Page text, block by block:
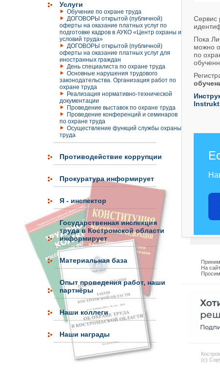
Услуги
Обучение по охране труда
ДОГОВОРЫ открытой (публичной)
оферты на оказание платных услуг по
подготовке кадров в АУКО «Центр охраны и
условий труда»
ДОГОВОРЫ открытой (публичной)
оферты на оказание платных услуг для
иностранных граждан
День специалиста по охране труда
Основные нарушения трудового
законодательства. Организация работ по
охране труда
Реализация нормативно-технической
документации
Проведение выставок по охране труда
Проведение конференций и семинаров
по охране труда
Осуществление функций службы охраны
труда
Противодействие коррупции
Прокуратура информирует
Я - инспектор
Государственная инспекция
труда в Костромской области
информирует
Материальная база
Опыт проведения работ, наши
партнёры
Наши коллеги
Наши награды
Сервис
Пока
можно
по
На
(c)